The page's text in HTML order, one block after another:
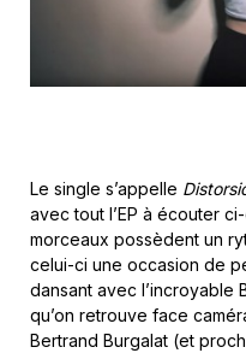
Le single s’appelle
avec tout l’EP à écouter
morceaux possèdent un
celui-ci une occasion de
dansant avec l’incroyable
qu’on retrouve face
Bertrand Burgalat (et